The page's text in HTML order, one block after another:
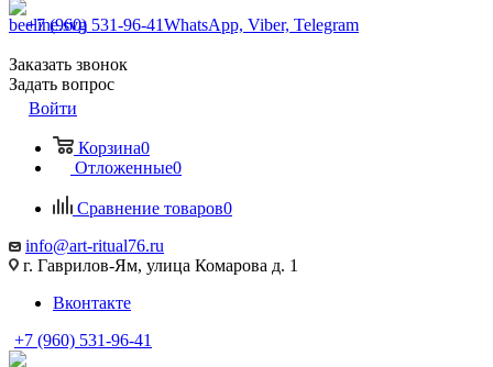
+7 (960) 531-96-41WhatsApp, Viber, Telegram
Заказать звонок
Задать вопрос
Войти
Корзина0
Отложенные0
Сравнение товаров0
info@art-ritual76.ru
г. Гаврилов-Ям, улица Комарова д. 1
Вконтакте
+7 (960) 531-96-41